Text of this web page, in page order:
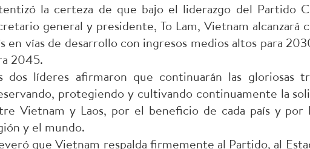
la certeza de que bajo el liderazgo del Partido
general y presidente, To Lam, Vietnam
en vías de desarrollo con ingresos medios altos para
2045.
dos líderes afirmaron que continuarán las gloriosas
protegiendo y cultivando continuamente la
Vietnam y Laos, por el beneficio de cada país y por
y el mundo.
que Vietnam respalda firmemente al Partido, al